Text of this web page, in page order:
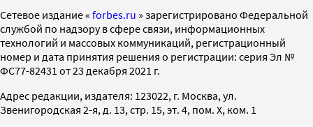
Cетевое издание « forbes.ru » зарегистрировано Федеральной
службой по надзору в сфере связи, информационных
технологий и массовых коммуникаций, регистрационный
номер и дата принятия решения о регистрации: серия Эл №
ФС77-82431 от 23 декабря 2021 г.
Адрес редакции, издателя: 123022, г. Москва, ул.
Звенигородская 2-я, д. 13, стр. 15, эт. 4, пом. X, ком. 1